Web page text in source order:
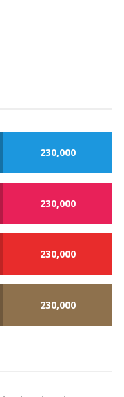
230,000
230,000
230,000
230,000